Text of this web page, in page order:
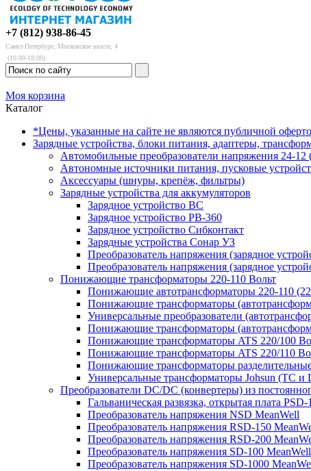
+7 (812) 938-86-45
Санкт-Петербург, Московское шоссе, 4
(10:00-18:00)
Моя корзина
Каталог
*Цены, указанные на сайте не являются публичной
Зарядные устройства, блоки питания, адаптеры,
Автомобильные преобразователи напряжения 24-12
Автономные источники питания, пусковые
Аксессуары (шнуры, крепёж, фильтры)
Зарядные устройства для аккумуляторов
Зарядное устройство BC
Зарядное устройство PB-360
Зарядное устройство Сибконтакт
Зарядные устройства Сонар УЗ
Преобразователь напряжения (зарядное
Преобразователь напряжения (зарядное
Понижающие трансформаторы 220-110 Вольт
Понижающие автотрансформаторы 220-110
Понижающие трансформаторы
Универсальные преобразователи
Понижающие трансформаторы
Понижающие трансформаторы ATS 220/100
Понижающие трансформаторы ATS 220/110
Понижающие трансформаторы
Универсальные трансформаторы Johsun (TС и
Преобразователи DC/DC (конвертеры) из
Гальваническая развязка, открытая плата
Преобразователь напряжения NSD MeanWell
Преобразователь напряжения RSD-150
Преобразователь напряжения RSD-200
Преобразователь напряжения SD-100 MeanWell
Преобразователь напряжения SD-1000